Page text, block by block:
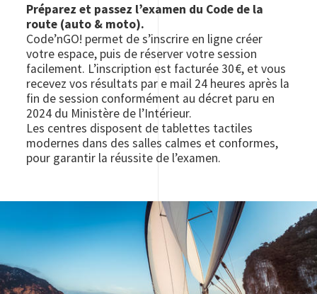
Préparez et passez l’examen du Code de la
route (auto & moto).
Code’nGO! permet de s’inscrire en ligne créer
votre espace, puis de réserver votre session
facilement. L’inscription est facturée 30 €, et vous
recevez vos résultats par e mail 24 heures après la
fin de session conformément au décret paru en
2024 du Ministère de l’Intérieur.
Les centres disposent de tablettes tactiles
modernes dans des salles calmes et conformes,
pour garantir la réussite de l’examen.